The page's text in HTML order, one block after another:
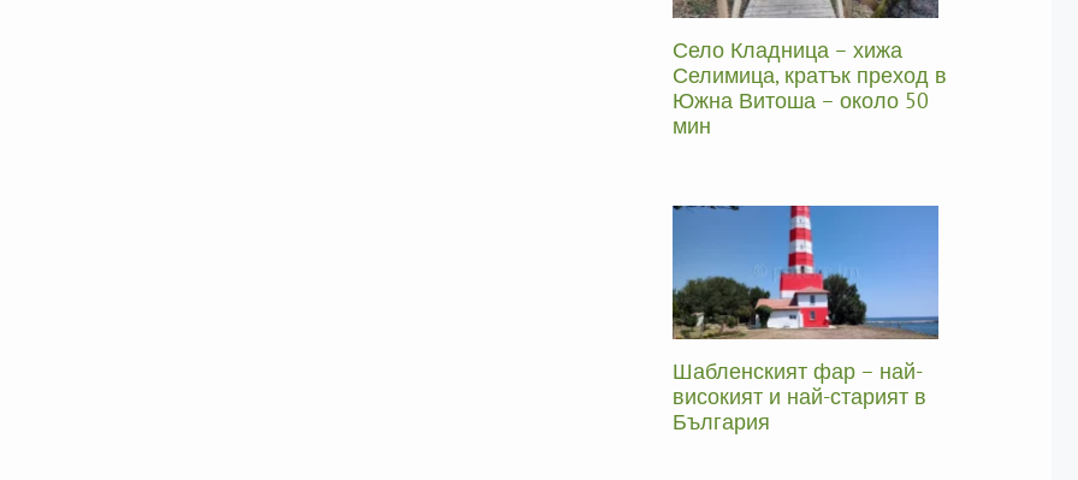
Село Кладница – хижа
Селимица, кратък преход в
Южна Витоша – около 50
мин
Шабленският фар – най-
високият и най-старият в
България